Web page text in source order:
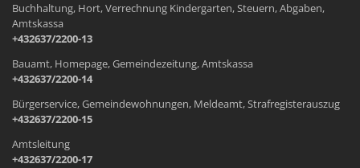
Buchhaltung, Hort, Verrechnung Kindergarten, Steuern, Abgaben,
Amtskassa
+432637/2200-13
Bauamt, Homepage, Gemeindezeitung, Amtskassa
+432637/2200-14
Bürgerservice, Gemeindewohnungen, Meldeamt, Strafregisterauszug
+432637/2200-15
Amtsleitung
+432637/2200-17